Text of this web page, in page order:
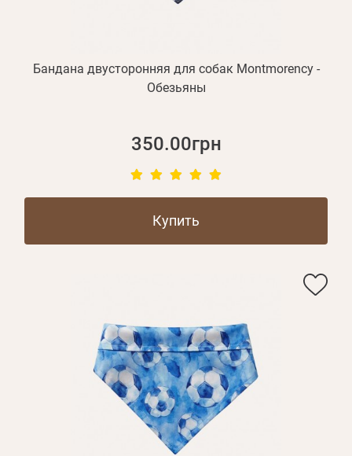
Бандана двусторонняя для собак Montmorency -
Обезьяны
350.00грн
Купить